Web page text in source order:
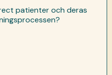
patienter och deras